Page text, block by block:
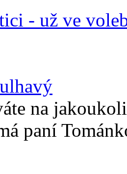
- už ve
na
paní